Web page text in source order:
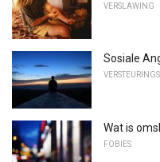
VERSLAWING
Sosiale
VERSTEURINGS
Wat is
FOBIES